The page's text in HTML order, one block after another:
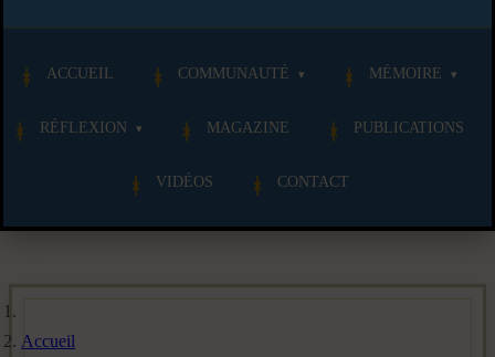
ACCUEIL COMMUNAUTÉ MÉMOIRE
RÉFLEXION MAGAZINE PUBLICATIONS
VIDÉOS CONTACT
Accueil